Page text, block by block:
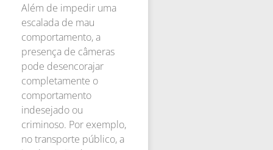
Além de impedir uma
escalada de mau
comportamento, a
presença de câmeras
pode desencorajar
completamente o
comportamento
indesejado ou
criminoso. Por exemplo,
no transporte público, a